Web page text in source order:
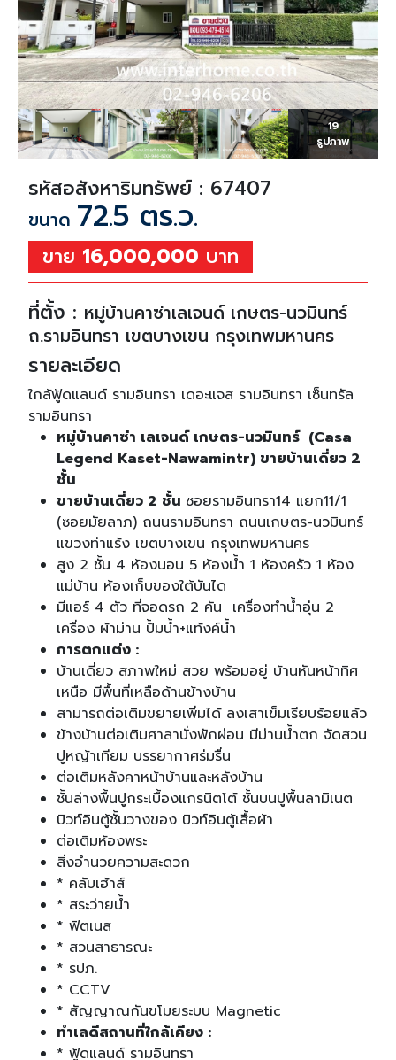
19
รูปภาพ
รหัสอสังหาริมทรัพย์ : 67407
ขนาด 72.5 ตร.ว.
ขาย 16,000,000 บาท
ที่ตั้ง : หมู่บ้านคาซ่าเลเจนด์ เกษตร-นวมินทร์
ถ.รามอินทรา เขตบางเขน กรุงเทพมหานคร
รายละเอียด
ใกล้ฟู้ดแลนด์ รามอินทรา เดอะแจส รามอินทรา เซ็นทรัล
รามอินทรา
หมู่บ้านคาซ่า เลเจนด์ เกษตร-นวมินทร์ (Casa
Legend Kaset-Nawamintr) ขายบ้านเดี่ยว 2
ชั้น
ขายบ้านเดี่ยว 2 ชั้น ซอยรามอินทรา14 แยก11/1
(ซอยมัยลาภ) ถนนรามอินทรา ถนนเกษตร-นวมินทร์
แขวงท่าแร้ง เขตบางเขน กรุงเทพมหานคร
สูง 2 ชั้น 4 ห้องนอน 5 ห้องน้ำ 1 ห้องครัว 1 ห้อง
แม่บ้าน ห้องเก็บของใต้บันได
มีแอร์ 4 ตัว ที่จอดรถ 2 คัน เครื่องทำน้ำอุ่น 2
เครื่อง ผ้าม่าน ปั้มน้ำ+แท้งค์น้ำ
การตกแต่ง :
บ้านเดี่ยว สภาพใหม่ สวย พร้อมอยู่ บ้านหันหน้าทิศ
เหนือ มีพื้นที่เหลือด้านข้างบ้าน
สามารถต่อเติมขยายเพิ่มได้ ลงเสาเข็มเรียบร้อยแล้ว
ข้างบ้านต่อเติมศาลานั่งพักผ่อน มีม่านน้ำตก จัดสวน
ปูหญ้าเทียม บรรยากาศร่มรื่น
ต่อเติมหลังคาหน้าบ้านและหลังบ้าน
ชั้นล่างพื้นปูกระเบื้องแกรนิตโต้ ชั้นบนปูพื้นลามิเนต
บิวท์อินตู้ชั้นวางของ บิวท์อินตู้เสื้อผ้า
ต่อเติมห้องพระ
สิ่งอำนวยความสะดวก
* คลับเฮ้าส์
* สระว่ายน้ำ
* ฟิตเนส
* สวนสาธารณะ
* รปภ.
* CCTV
* สัญญาณกันขโมยระบบ Magnetic
ทำเลดีสถานที่ใกล้เคียง :
* ฟู้ดแลนด์ รามอินทรา